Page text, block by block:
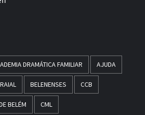
DRAMÁTICA FAMILIAR AJUDA
BELENENSES CCB
BELÉM CML